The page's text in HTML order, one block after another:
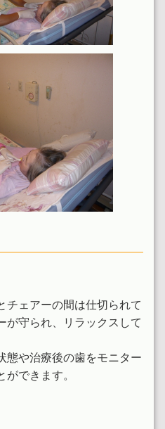
チェアーの間は仕切られて
が守られ、リラックスして
態や治療後の歯をモニター
できます。